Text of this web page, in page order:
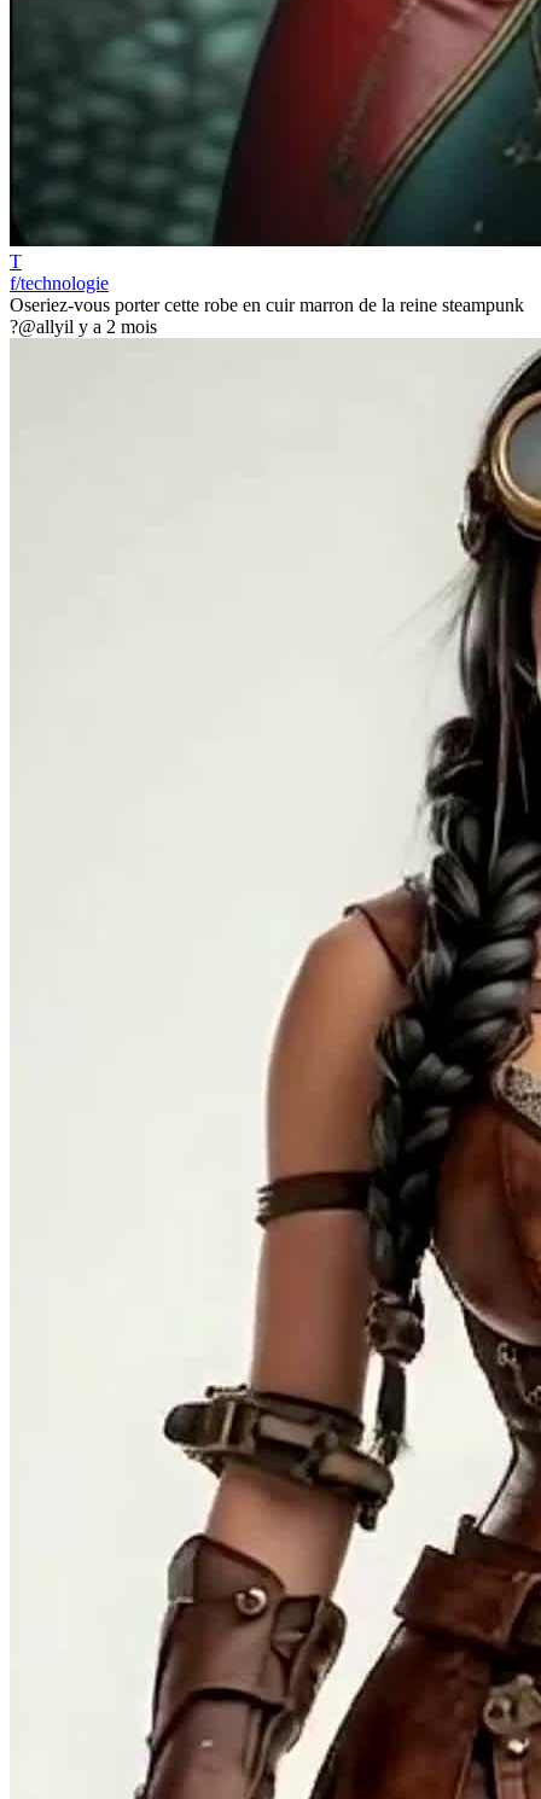
T
f/technologie
Oseriez-vous porter cette robe en cuir marron de la reine steampunk
?@allyil y a 2 mois